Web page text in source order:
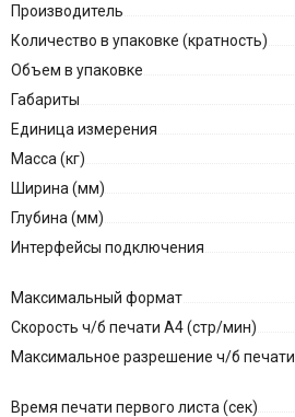
Производитель
Количество в упаковке (кратность)
Объем в упаковке
Габариты
Единица измерения
Масса (кг)
Ширина (мм)
Глубина (мм)
Интерфейсы подключения
Максимальный формат
Скорость ч/б печати A4 (стр/мин)
Максимальное разрешение ч/б печати
Время печати первого листа (сек)